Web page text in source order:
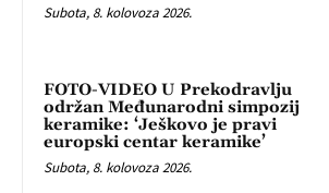
Subota, 8. kolovoza 2026.
FOTO-VIDEO U Prekodravlju
održan Međunarodni simpozij
keramike: ‘Ješkovo je pravi
europski centar keramike’
Subota, 8. kolovoza 2026.